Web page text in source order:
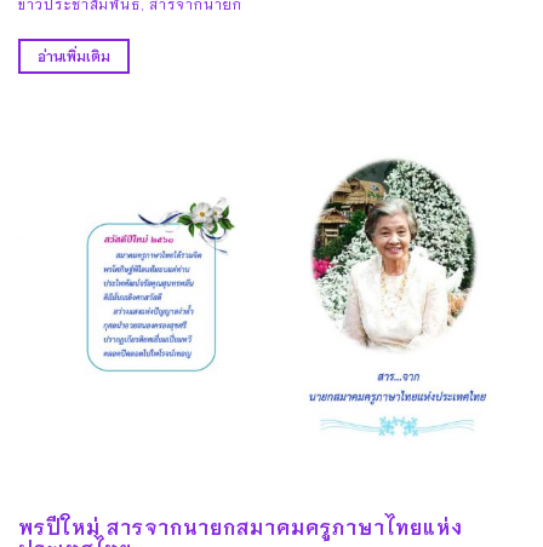
ข่าวประชาสัมพันธ์ สารจากนายก
อ่านเพิ่มเติม
พรปีใหม่ สารจากนายกสมาคมครูภาษาไทยแห่ง